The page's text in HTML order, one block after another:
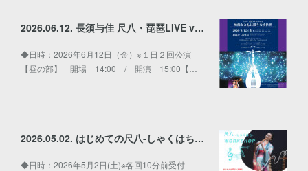
2026.06.12. 長須与佳 尺八・琵琶LIVE vol.2〜映像とともに織りなす世界〜
◆日時：2026年6月12日（金）※１日２回公演
【昼の部】 開場 14:00 / 開演 15:00【…
2026.05.02. はじめての尺八-しゃくはち-WORKSHOP
◆日時：2026年5月2日(土)※各回10分前受付